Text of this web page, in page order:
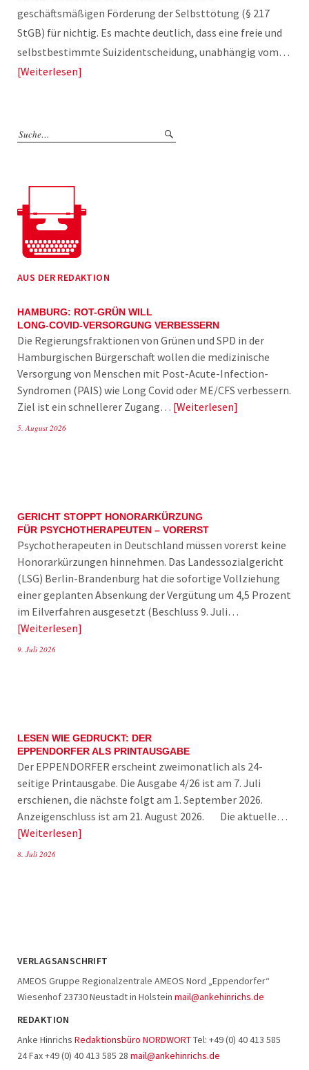
geschäftsmäßigen Förderung der Selbsttötung (§ 217
StGB) für nichtig. Es machte deutlich, dass eine freie und
selbstbestimmte Suizidentscheidung, unabhängig vom…
Weiterlesen
AUS DER REDAKTION
HAMBURG: ROT-GRÜN WILL
LONG-COVID-VERSORGUNG VERBESSERN
Die Regierungsfraktionen von Grünen und SPD in der
Hamburgischen Bürgerschaft wollen die medizinische
Versorgung von Menschen mit Post-Acute-Infection-
Syndromen (PAIS) wie Long Covid oder ME/CFS verbessern.
Ziel ist ein schnellerer Zugang… Weiterlesen
5. August 2026
GERICHT STOPPT HONORARKÜRZUNG
FÜR PSYCHOTHERAPEUTEN – VORERST
Psychotherapeuten in Deutschland müssen vorerst keine
Honorarkürzungen hinnehmen. Das Landessozialgericht
(LSG) Berlin-Brandenburg hat die sofortige Vollziehung
einer geplanten Absenkung der Vergütung um 4,5 Prozent
im Eilverfahren ausgesetzt (Beschluss 9. Juli…
Weiterlesen
9. Juli 2026
LESEN WIE GEDRUCKT: DER
EPPENDORFER ALS PRINTAUSGABE
Der EPPENDORFER erscheint zweimonatlich als 24-
seitige Printausgabe. Die Ausgabe 4/26 ist am 7. Juli
erschienen, die nächste folgt am 1. September 2026.
Anzeigenschluss ist am 21. August 2026. Die aktuelle…
Weiterlesen
8. Juli 2026
VERLAGSANSCHRIFT
AMEOS Gruppe Regionalzentrale AMEOS Nord „Eppendorfer“
Wiesenhof 23730 Neustadt in Holstein mail@ankehinrichs.de
REDAKTION
Anke Hinrichs Redaktionsbüro NORDWORTTel: +49 (0) 40 413 585
24 Fax +49 (0) 40 413 585 28 mail@ankehinrichs.de